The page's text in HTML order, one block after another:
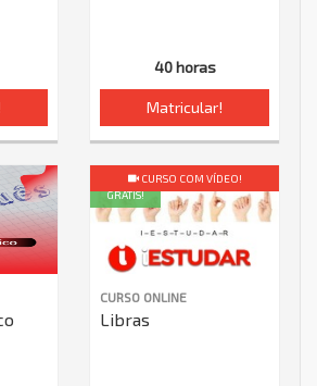
40 horas
Matricular!
CURSO ONLINE
Libras
GRÁTIS!
CURSO COM VÍDEO!